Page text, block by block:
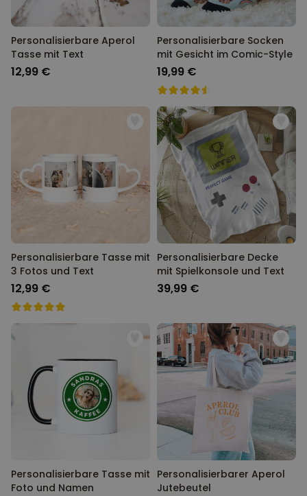
Personalisierbare Aperol
Tasse mit Text
12,99 €
Personalisierbare Socken
mit Gesicht im Comic-Style
19,99 €
Personalisierbare Tasse mit
3 Fotos und Text
12,99 €
Personalisierbare Decke
mit Spielkonsole und Text
39,99 €
Personalisierbare Tasse mit
Foto und Namen
Personalisierbarer Aperol
Jutebeutel